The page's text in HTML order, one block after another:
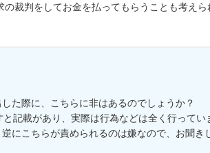
の裁判をしてお金を払ってもらうことも考えら
た際に、こちらに非はあるのでしょうか？
記載があり、実際は行為などは全く行ってい
にこちらが責められるのは嫌なので、お聞き